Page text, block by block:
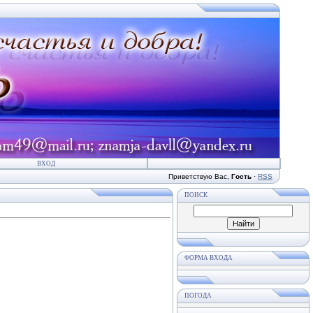
ВХОД
Приветствую Вас Гость · RSS
ПОИСК
ФОРМА ВХОДА
ПОГОДА